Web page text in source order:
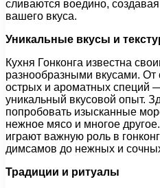
сливаются воедино,
вашего вкуса.
Уникальные вкусы и
Кухня Гонконга известна
разнообразными вкусами. От
острых и ароматных специй
уникальный вкусовой опыт.
попробовать изысканные
нежное мясо и многое
играют важную роль в
димсамов до нежных и
Традиции и ритуалы